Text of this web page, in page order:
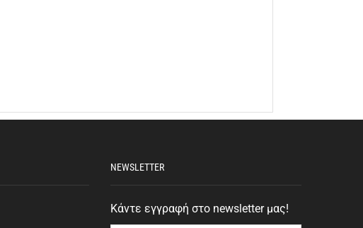
NEWSLETTER
Κάντε εγγραφή στο newsletter μας!